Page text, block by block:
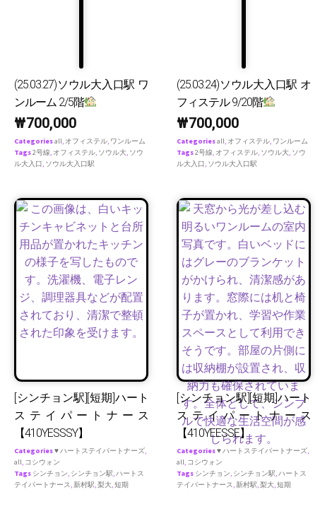
(25.03.27)ソウル大入口駅 ワ
ンルーム 2/5階
₩700,000
Categoriesall, オフィステル, ワンルーム
Tags2号線, オフィステル, ソウル大, ソウ
ル大入口, ソウル大入口駅
(25.03.24)ソウル大入口駅 オ
フィステル 9/20階
₩700,000
Categoriesall, オフィステル, ワンルーム
Tags2号線, オフィステル, ソウル大, ソウ
ル大入口, ソウル大入口駅
[シンチョン駅][短期]ハート
ステイパートナース
【410YESSSY】
Categories♥ ハートステイパートナーズ,
all, コシウォン
Tags シンチョン, シンチョン駅,ハートス
テイパートナース,新村駅,梨大,短期
[シンチョン駅][短期]ハート
ステイパートナース
【410YEESSE】
Categories♥ ハートステイパートナーズ,
all, コシウォン
Tags シンチョン, シンチョン駅,ハートス
テイパートナース,新村駅,梨大,短期